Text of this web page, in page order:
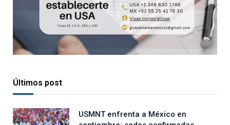
Últimos post
USMNT enfrenta a México en